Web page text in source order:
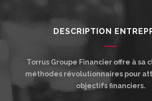
DESCRIPTION
Torrus Groupe Financier offre à sa
méthodes révolutionnaires pour
objectifs financiers.